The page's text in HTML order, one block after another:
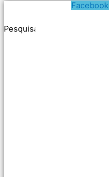
Facebook
Pesquisar